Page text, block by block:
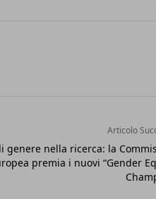
Articolo
genere nella ricerca: la
premia i nuovi “Gender